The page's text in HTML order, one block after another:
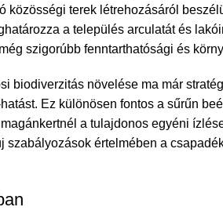
közösségi terek létrehozásáról
a település arculatát és
szigorúbb fenntarthatósági és
biodiverzitás növelése ma már
Ez különösen fontos a sűrűn
a tulajdonos egyéni
értelmében a